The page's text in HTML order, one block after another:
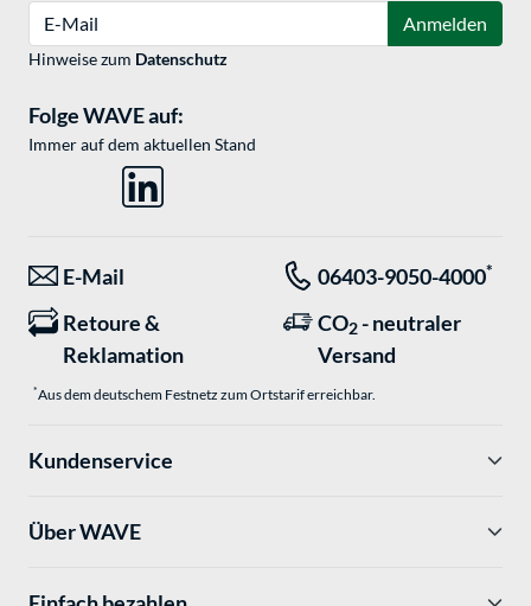
Anmelden
Hinweise zum Datenschutz
Folge WAVE auf:
Immer auf dem aktuellen Stand
E-Mail 06403-9050-4000*
Retoure &
Reklamation
CO2 - neutraler
Versand
*Aus dem deutschem Festnetz zum Ortstarif erreichbar.
Kundenservice
Über WAVE